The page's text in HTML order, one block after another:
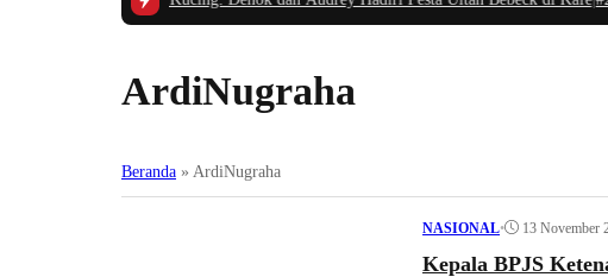
ArdiNugraha
Beranda » ArdiNugraha
NASIONAL• 13 November
Kepala BPJS